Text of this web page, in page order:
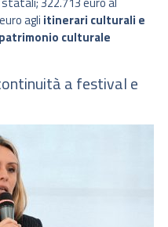
agli itinerari culturali e
patrimonio culturale
a festival e